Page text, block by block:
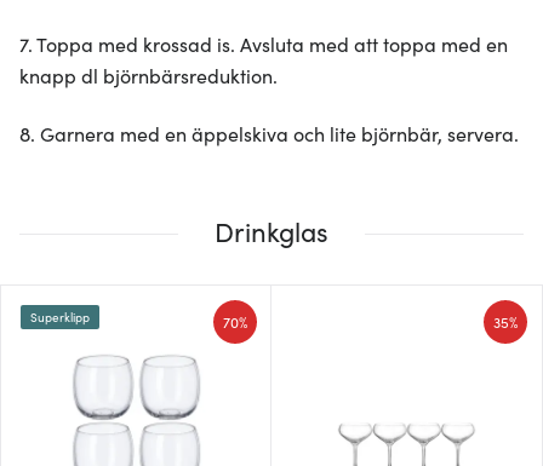
7. Toppa med krossad is. Avsluta med att toppa med en
knapp dl björnbärsreduktion.
8. Garnera med en äppelskiva och lite björnbär, servera.
Drinkglas
70%
Superklipp 35%